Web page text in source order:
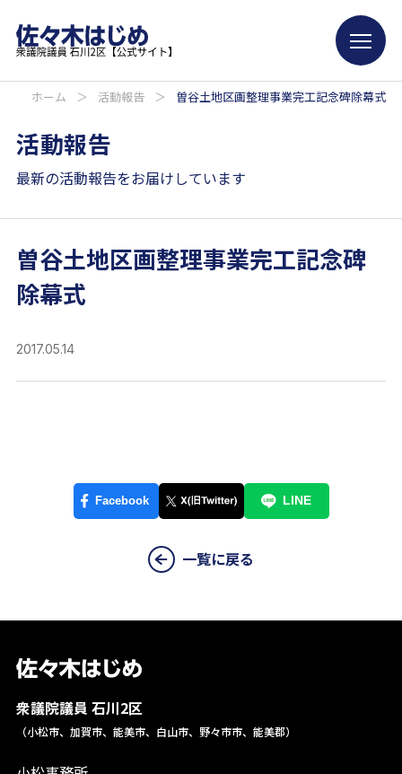
ホーム ＞ 活動報告 ＞ 曽谷土地区画整理事業完工記念碑除幕式
活動報告
最新の活動報告をお届けしています
曽谷土地区画整理事業完工記念碑
除幕式
2017.05.14
一覧に戻る
衆議院議員 石川2区
（小松市、加賀市、能美市、白山市、野々市市、能美郡）